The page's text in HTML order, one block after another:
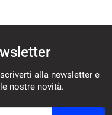
alla newsletter e
nostre novità.